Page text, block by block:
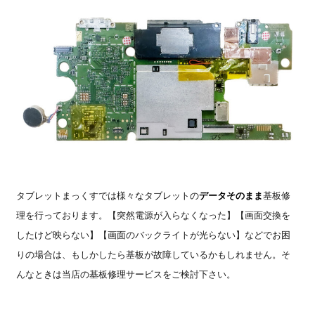
タブレットまっくすでは様々なタブレットのデータそのまま基板修
理を行っております。【突然電源が入らなくなった】【画面交換を
したけど映らない】
【画面のバックライトが光らない】などでお困
りの場合は、もしかしたら基板が故障しているかもしれません。そ
んなときは当店の基板修理サービスをご検討下さい。